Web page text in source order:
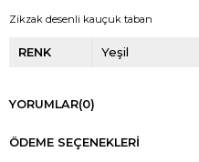
Zikzak desenli kauçuk taban
RENK Yeşil
YORUMLAR(0)
ÖDEME SEÇENEKLERI